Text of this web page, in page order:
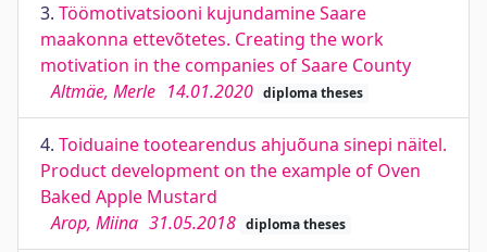
3. Töömotivatsiooni kujundamine Saare
maakonna ettevõtetes. Creating the work
motivation in the companies of Saare County
Altmäe, Merle 14.01.2020 diploma theses
4. Toiduaine tootearendus ahjuõuna sinepi näitel.
Product development on the example of Oven
Baked Apple Mustard
Arop, Miina 31.05.2018 diploma theses